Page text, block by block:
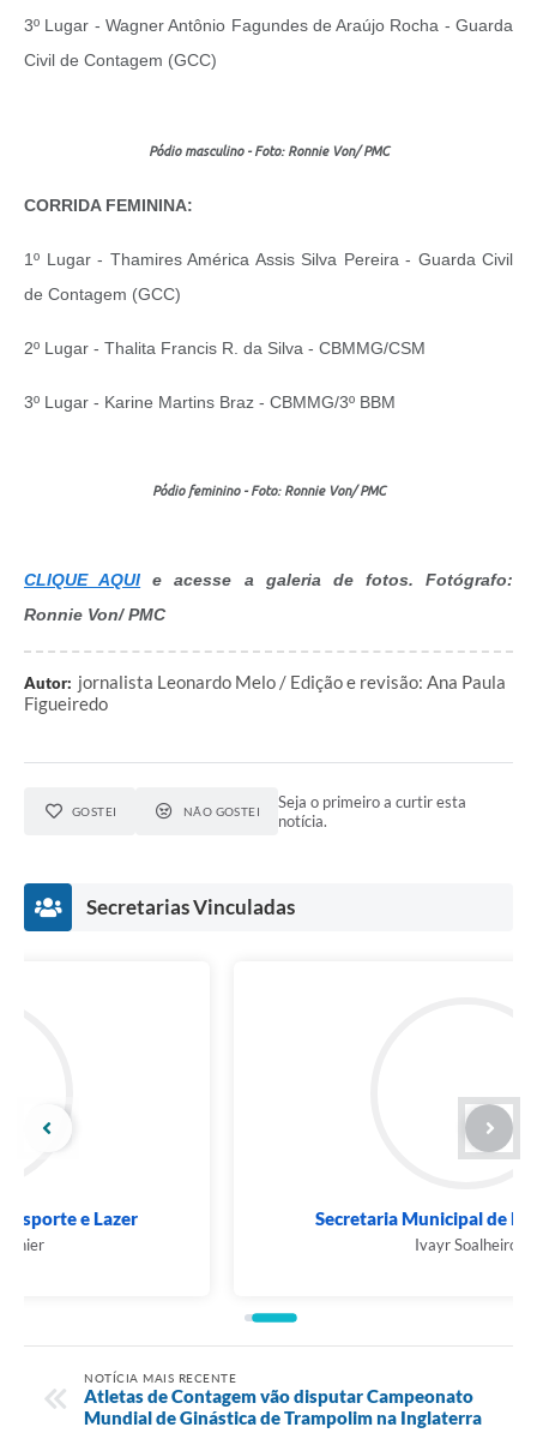
3º Lugar - Wagner Antônio Fagundes de Araújo Rocha - Guarda
Civil de Contagem (GCC)
Pódio masculino - Foto: Ronnie Von/ PMC
CORRIDA FEMININA:
1º Lugar - Thamires América Assis Silva Pereira - Guarda Civil
de Contagem (GCC)
2º Lugar - Thalita Francis R. da Silva - CBMMG/CSM
3º Lugar - Karine Martins Braz - CBMMG/3º BBM
Pódio feminino - Foto: Ronnie Von/ PMC
CLIQUE AQUI e acesse a galeria de fotos. Fotógrafo:
Ronnie Von/ PMC
Autor: jornalista Leonardo Melo / Edição e revisão: Ana Paula
Figueiredo
GOSTEI NÃO GOSTEI
Seja o primeiro a curtir esta
notícia.
Secretarias Vinculadas
Secretaria Municipal de Defesa Social
NOTÍCIA MAIS RECENTE
Atletas de Contagem vão disputar Campeonato
Mundial de Ginástica de Trampolim na Inglaterra